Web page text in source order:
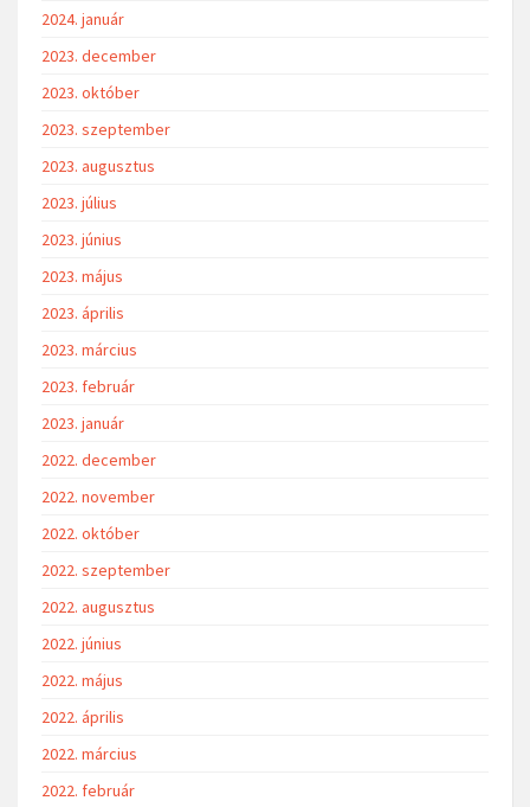
2024. január
2023. december
2023. október
2023. szeptember
2023. augusztus
2023. július
2023. június
2023. május
2023. április
2023. március
2023. február
2023. január
2022. december
2022. november
2022. október
2022. szeptember
2022. augusztus
2022. június
2022. május
2022. április
2022. március
2022. február